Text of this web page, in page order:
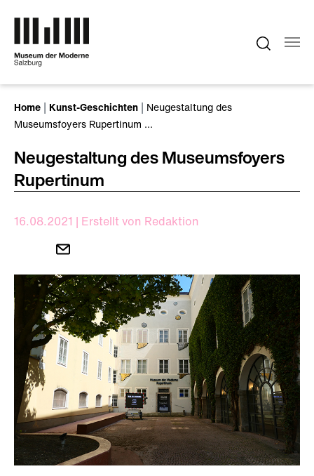
Home Kunst-Geschichten
Neugestaltung des
Museumsfoyers Rupertinum …
Neugestaltung des Museumsfoyers
Rupertinum
16.08.2021 | Erstellt von Redaktion